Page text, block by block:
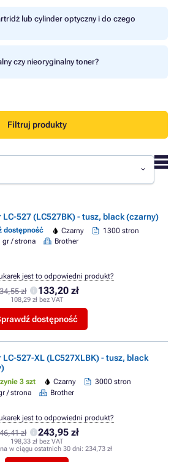
lub cylinder optyczny i do czego
czy nieoryginalny toner?
Filtruj produkty
LC-527 (LC527BK) - tusz, black (czarny)
dostępność Czarny
1300 stron
gr / strona
Brother
zł 133,20 zł
108,29 zł bez VAT
dostępność
jest to odpowiedni produkt?
LC-527-XL (LC527XLBK) - tusz, black
3 szt Czarny
3000 stron
/ strona
Brother
zł 243,95 zł
198,33 zł bez VAT
w ciągu ostatnich 30 dni: 234,73 zł
jest to odpowiedni produkt?